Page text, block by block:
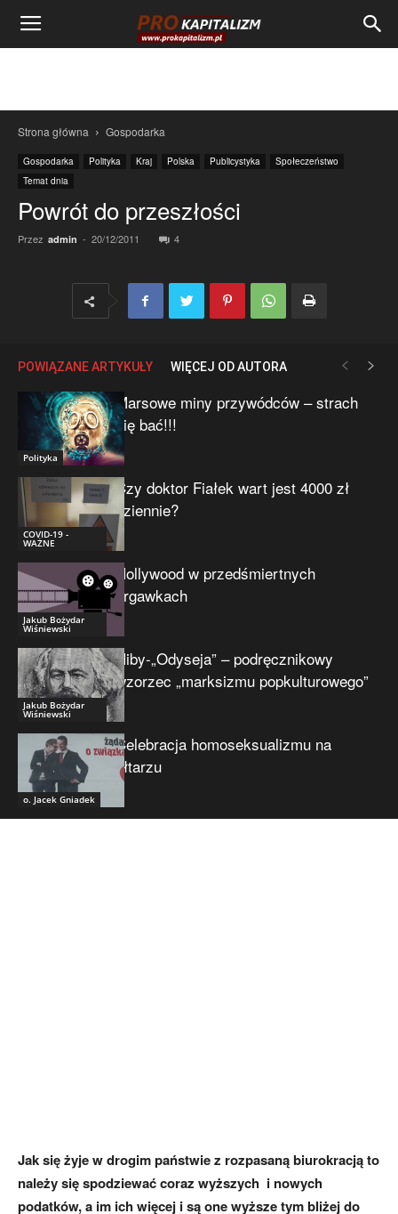
Strona główna Gospodarka
Gospodarka Polityka Kraj Polska Publicystyka
Społeczeństwo
Temat dnia
Powrót do przeszłości
Przez admin - 20/12/2011 4
POWIĄZANE ARTYKUŁY WIĘCEJ OD AUTORA
Polityka
Marsowe miny przywódców – strach
się bać!!!
COVID-19 -
WAŻNE
Czy doktor Fiałek wart jest 4000 zł
dziennie?
Jakub Bożydar
Wiśniewski
Hollywood w przedśmiertnych
drgawkach
Jakub Bożydar
Wiśniewski
Niby-„Odyseja” – podręcznikowy
wzorzec „marksizmu popkulturowego”
o. Jacek Gniadek
Celebracja homoseksualizmu na
ołtarzu
Jak się żyje w drogim państwie z rozpasaną biurokracją to
należy się spodziewać coraz wyższych i nowych
podatków, a im ich więcej i są one wyższe tym bliżej do